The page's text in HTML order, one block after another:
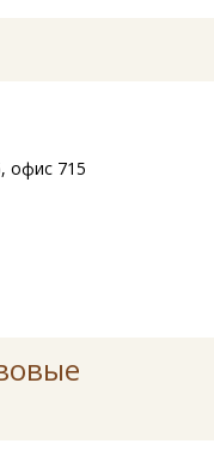
офис 715